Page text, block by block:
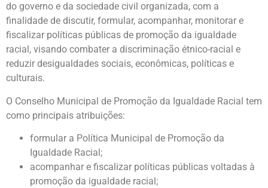
do governo e da sociedade civil organizada, com a
finalidade de discutir, formular, acompanhar, monitorar e
fiscalizar políticas públicas de promoção da igualdade
racial, visando combater a discriminação étnico-racial e
reduzir desigualdades sociais, econômicas, políticas e
culturais.
O Conselho Municipal de Promoção da Igualdade Racial tem
como principais atribuições:
formular a Política Municipal de Promoção da
Igualdade Racial;
acompanhar e fiscalizar políticas públicas voltadas à
promoção da igualdade racial;